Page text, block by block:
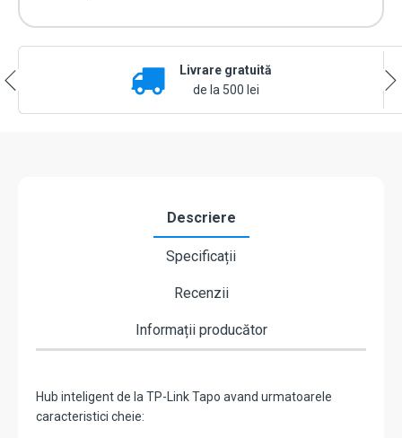
Livrare gratuită
de la 500 lei
Descriere
Specificații
Recenzii
Informații producător
Hub inteligent de la TP-Link Tapo avand urmatoarele
caracteristici cheie: